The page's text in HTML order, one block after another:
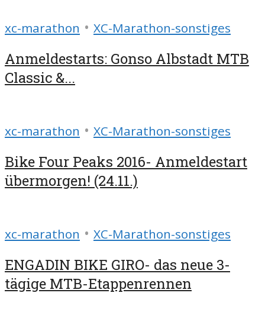
xc-marathon • XC-Marathon-sonstiges
Anmeldestarts: Gonso Albstadt MTB
Classic &...
xc-marathon • XC-Marathon-sonstiges
Bike Four Peaks 2016- Anmeldestart
übermorgen! (24.11.)
xc-marathon • XC-Marathon-sonstiges
ENGADIN BIKE GIRO- das neue 3-
tägige MTB-Etappenrennen